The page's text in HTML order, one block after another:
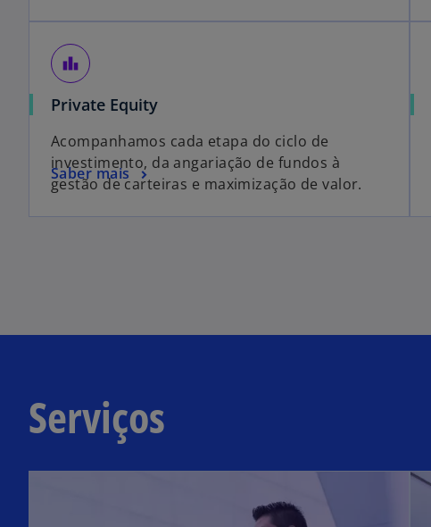
leaderboard
Private Equity
Acompanhamos cada etapa do ciclo de
investimento, da angariação de fundos à
gestão de carteiras e maximização de valor.
Saber mais
Serviços